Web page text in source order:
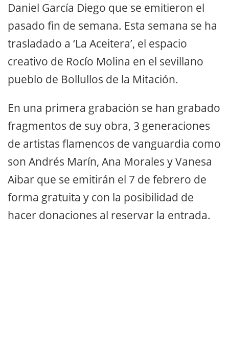
Daniel García Diego que se emitieron el
pasado fin de semana. Esta semana se ha
trasladado a ‘La Aceitera’, el espacio
creativo de Rocío Molina en el sevillano
pueblo de Bollullos de la Mitación.
En una primera grabación se han grabado
fragmentos de suy obra, 3 generaciones
de artistas flamencos de vanguardia como
son Andrés Marín, Ana Morales y Vanesa
Aibar que se emitirán el 7 de febrero de
forma gratuita y con la posibilidad de
hacer donaciones al reservar la entrada.